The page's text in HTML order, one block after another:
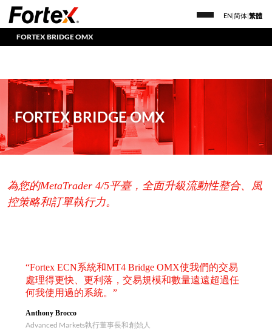
EN 简体 繁體
FORTEX BRIDGE OMX
FORTEX BRIDGE OMX
為您的MetaTrader 4/5平臺，全面升級流動性整合、風
控策略和訂單執行力。
“Fortex ECN系統和MT4 Bridge OMX使我們的交易
處理得更快、更利落，交易規模和數量遠遠超過任
何我使用過的系統。”
Anthony Brocco
Advanced Markets執行董事長和創始人